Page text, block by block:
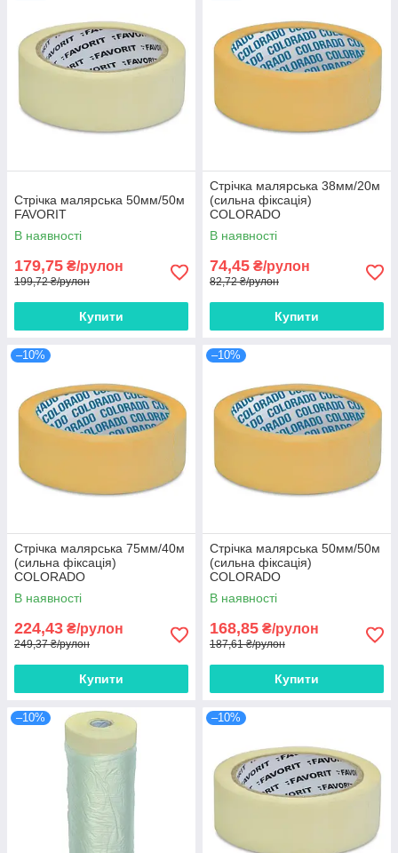
Стрічка малярська 50мм/50м
FAVORIT
В наявності
179,75 ₴/рулон
199,72 ₴/рулон
Купити
Стрічка малярська 38мм/20м
(сильна фіксація)
COLORADO
В наявності
74,45 ₴/рулон
82,72 ₴/рулон
Купити
–10%
Стрічка малярська 75мм/40м
(сильна фіксація)
COLORADO
В наявності
224,43 ₴/рулон
249,37 ₴/рулон
Купити
–10%
Стрічка малярська 50мм/50м
(сильна фіксація)
COLORADO
В наявності
168,85 ₴/рулон
187,61 ₴/рулон
Купити
–10% –10%